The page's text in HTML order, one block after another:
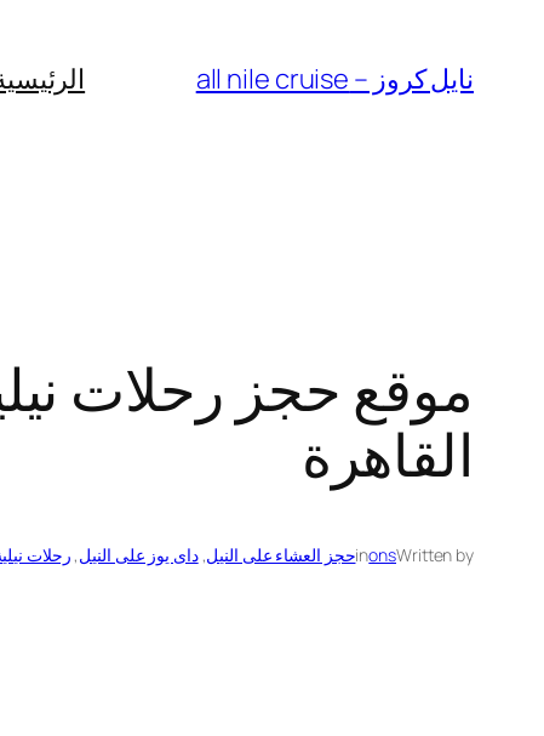
content
نايل كروز – all nile cruise
موقع حجز رحلات
القاهرة
Written by
ons
inحجز العشاء على النيل, داى يوز على النيل, رحلات